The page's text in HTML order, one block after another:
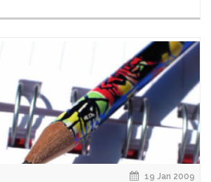
19 Jan 2009